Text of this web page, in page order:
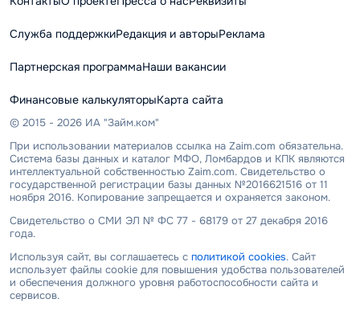
Служба поддержкиРедакция и авторыРеклама
Партнерская программаНаши вакансии
Финансовые калькуляторыКарта сайта
© 2015 - 2026 ИА "Займ.ком"
При использовании материалов ссылка на Zaim.com обязательна.
Система базы данных и каталог МФО, Ломбардов и КПК являются
интеллектуальной собственностью Zaim.com. Свидетельство о
государственной регистрации базы данных №2016621516 от 11
ноября 2016. Копирование запрещается и охраняется законом.
Свидетельство о СМИ ЭЛ № ФС 77 - 68179 от 27 декабря 2016
года.
Используя сайт, вы соглашаетесь с политикой cookies. Сайт
использует файлы cookie для повышения удобства пользователей
и обеспечения должного уровня работоспособности сайта и
сервисов.